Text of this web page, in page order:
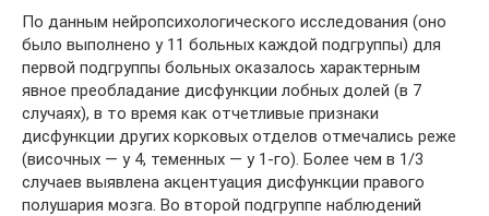
По данным нейропсихологического исследования (оно
было выполнено у 11 больных каждой подгруппы) для
первой подгруппы больных оказалось характерным
явное преобладание дисфункции лобных долей (в 7
случаях), в то время как отчетливые признаки
дисфункции других корковых отделов отмечались реже
(височных — у 4, теменных — у 1-го). Более чем в 1/3
случаев выявлена акцентуация дисфункции правого
полушария мозга. Во второй подгруппе наблюдений